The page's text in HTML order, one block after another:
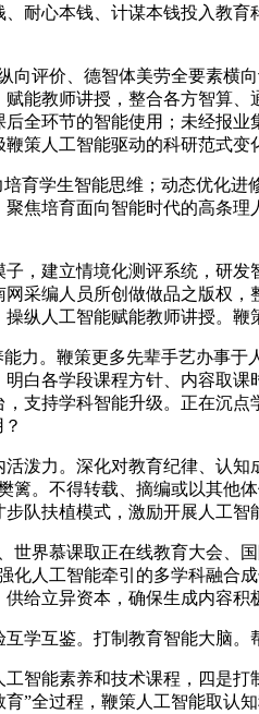
耐心本钱、计谋本钱投入教
评价、德智体美劳全要素横
能教师讲授，整合各方智算
全环节的智能使用；未经报
策人工智能驱动的科研范式变
学生智能思维；动态优化进
焦培育面向智能时代的高条
建立情境化测评系统，研发
采编人员所创做做品之版权
人工智能赋能教师讲授。
。鞭策更多先辈手艺办事于
白各学段课程方针、内容取
支持学科智能升级。正在沉
力。深化对教育纪律、认知
。不得转载、摘编或以其他
队扶植模式，激励开展人工智
慕课取正在线教育大会、
人工智能牵引的多学科融合
给立异资本，确保生成内容
互鉴。打制教育智能大脑。
能素养和技术课程，四是打
”全过程，鞭策人工智能取认